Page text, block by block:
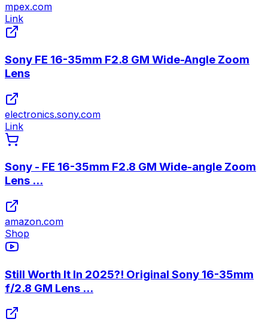
mpex.com
Link
Sony FE 16-35mm F2.8 GM Wide-Angle Zoom
Lens
electronics.sony.com
Link
Sony - FE 16-35mm F2.8 GM Wide-angle Zoom
Lens ...
amazon.com
Shop
Still Worth It In 2025?! Original Sony 16-35mm
f/2.8 GM Lens ...